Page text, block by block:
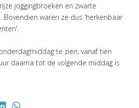
joggingbroeken en zwarte
Bovendien waren ze dus 'herkenbaar
te zien, vanaf tien
daarna tot de volgende middag is